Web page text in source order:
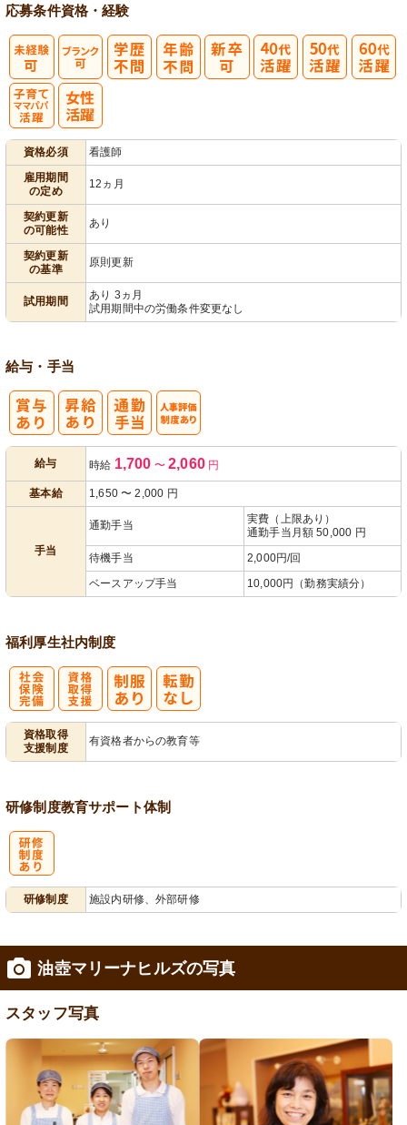
応募条件資格・経験
資格必須
看護師
雇用期間
の定め
12ヵ月
契約更新
の可能性
あり
契約更新
の基準
原則更新
試用期間
あり 3ヵ月
試用期間中の労働条件変更なし
給与・手当
給与 時給 1,700 〜 2,060円
基本給 1,650 〜 2,000 円
手当
通勤手当
実費（上限あり）
通勤手当月額 50,000 円
待機手当
2,000円/回
ベースアップ手当
10,000円（勤務実績分）
福利厚生社内制度
資格取得
支援制度
有資格者からの教育等
研修制度教育サポート体制
研修制度 施設内研修、外部研修
油壺マリーナヒルズの写真
スタッフ写真